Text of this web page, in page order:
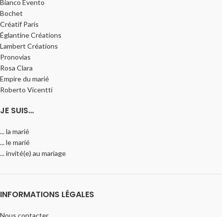
Bianco Evento
Bochet
Créatif Paris
Églantine Créations
Lambert Créations
Pronovias
Rosa Clara
Empire du marié
Roberto Vicentti
JE SUIS…
... la marié
... le marié
... invité(e) au mariage
INFORMATIONS LÉGALES
Nous contacter